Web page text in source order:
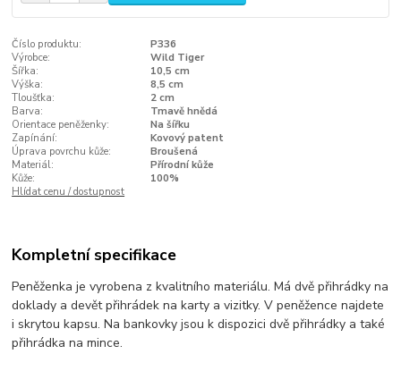
Číslo produktu:
P336
Výrobce:
Wild Tiger
Šířka:
10,5 cm
Výška:
8,5 cm
Tloušťka:
2 cm
Barva:
Tmavě hnědá
Orientace peněženky:
Na šířku
Zapínání:
Kovový patent
Úprava povrchu kůže:
Broušená
Materiál:
Přírodní kůže
Kůže:
100%
Hlídat cenu / dostupnost
Kompletní specifikace
Peněženka je vyrobena z kvalitního materiálu. Má dvě přihrádky na
doklady a devět přihrádek na karty a vizitky. V peněžence najdete
i skrytou kapsu. Na bankovky jsou k dispozici dvě přihrádky a také
přihrádka na mince.